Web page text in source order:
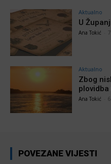
Aktualno
U
Ana Tokić
Aktualno
Zbog
plovidba
Ana Tokić
POVEZANE VIJESTI